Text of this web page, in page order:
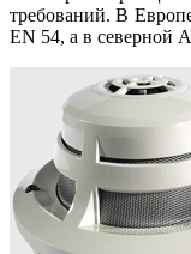
требований. В
EN 54, а в северной